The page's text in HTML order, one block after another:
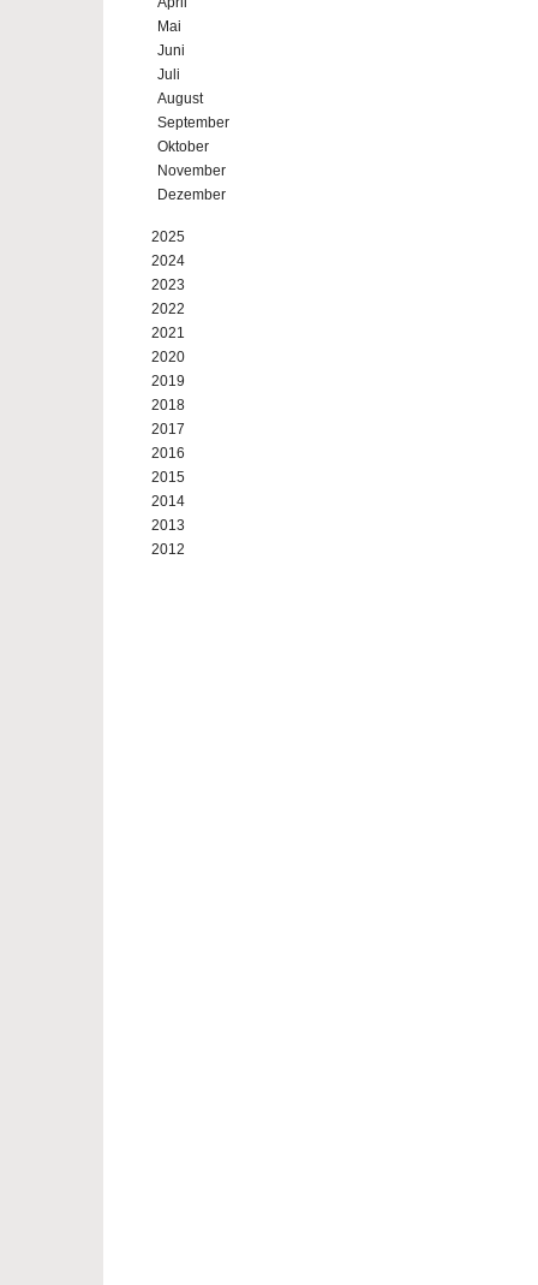
Mai
Juni
Juli
August
September
Oktober
November
Dezember
2025
2024
2023
2022
2021
2020
2019
2018
2017
2016
2015
2014
2013
2012